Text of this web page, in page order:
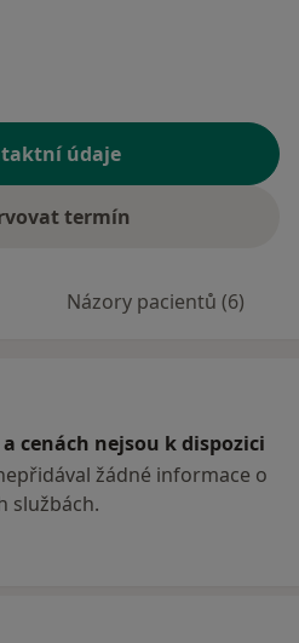
údaje
termín
Názory pacientů (6)
cenách nejsou k dispozici
žádné informace o
službách.